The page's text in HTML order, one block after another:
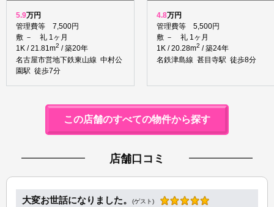
5.9万円
管理費等 7,500円
敷 － 礼 1ヶ月
1K / 21.81m2 / 築20年
名古屋市営地下鉄東山線 中村公
園駅 徒歩7分
4.8万円
管理費等 5,500円
敷 － 礼 1ヶ月
1K / 20.28m2 / 築24年
名鉄津島線 甚目寺駅 徒歩8分
この店舗のすべての物件から探す
店舗口コミ
大変お世話になりました。 (ゲスト)